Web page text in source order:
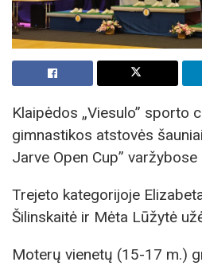
Klaipėdos „Viesulo” sporto
gimnastikos atstovės
Jarve Open Cup” varžybose
Trejeto kategorijoje
Šilinskaitė ir Mėta Lūžytė
Moterų vienetų (15-17 m.)